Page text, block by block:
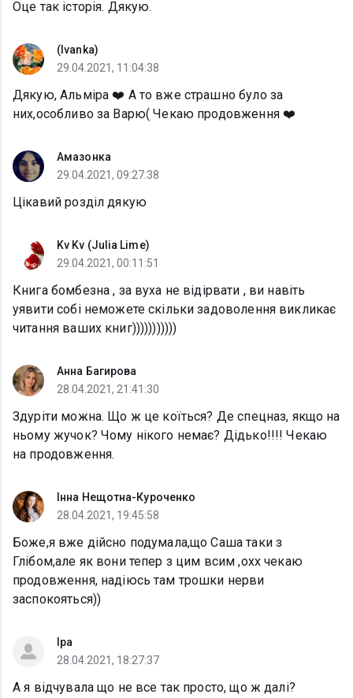
Оце так історія. Дякую.
(Ivanka)
29.04.2021, 11:04:38
Дякую, Альміра ❤️ А то вже страшно було за
них,особливо за Варю( Чекаю продовження ❤️
Амазонка
29.04.2021, 09:27:38
Цікавий розділ дякую
Kv Kv (Julia Lime)
29.04.2021, 00:11:51
Книга бомбезна , за вуха не відірвати , ви навіть
уявити собі неможете скільки задоволення викликає
читання ваших книг)))))))))))
Анна Багирова
28.04.2021, 21:41:30
Здуріти можна. Що ж це коїться? Де спецназ, якщо на
ньому жучок? Чому нікого немає? Дідько!!!! Чекаю
на продовження.
Інна Нещотна-Куроченко
28.04.2021, 19:45:58
Боже,я вже дійсно подумала,що Саша таки з
Глібом,але як вони тепер з цим всим ,охх чекаю
продовження, надіюсь там трошки нерви
заспокояться))
Іра
28.04.2021, 18:27:37
А я відчувала що не все так просто, що ж далі?